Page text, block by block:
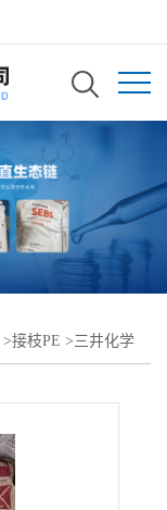
>接枝PE >三井化学